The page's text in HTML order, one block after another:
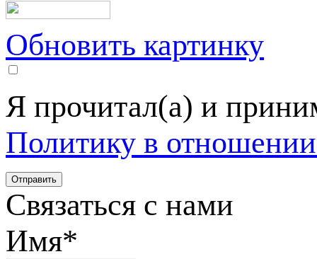
Обновить картинку
Я прочитал(а) и
Политику в
Связаться с нами
Имя*